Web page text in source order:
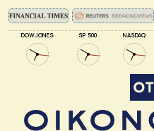
DOW JONES SP 500 NASDAQ